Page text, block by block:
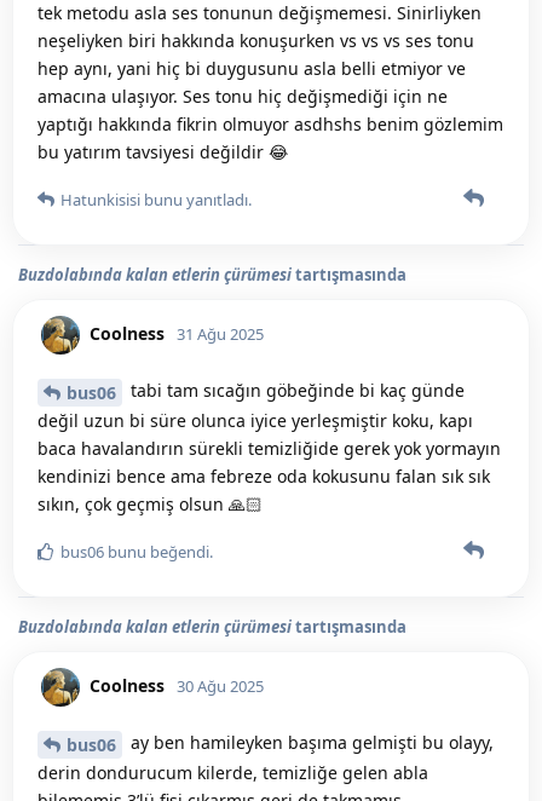
tek metodu asla ses tonunun değişmemesi. Sinirliyken
neşeliyken biri hakkında konuşurken vs vs vs ses tonu
hep aynı, yani hiç bi duygusunu asla belli etmiyor ve
amacına ulaşıyor. Ses tonu hiç değişmediği için ne
yaptığı hakkında fikrin olmuyor asdhshs benim gözlemim
bu yatırım tavsiyesi değildir 😂
Hatunkisisi bunu yanıtladı.
Buzdolabında kalan etlerin çürümesitartışmasında
Coolness 31 Ağu 2025
bus06
tabi tam sıcağın göbeğinde bi kaç günde
değil uzun bi süre olunca iyice yerleşmiştir koku, kapı
baca havalandırın sürekli temizliğide gerek yok yormayın
kendinizi bence ama febreze oda kokusunu falan sık sık
sıkın, çok geçmiş olsun 🙏🏻
bus06 bunu beğendi.
Buzdolabında kalan etlerin çürümesitartışmasında
Coolness 30 Ağu 2025
bus06
ay ben hamileyken başıma gelmişti bu olayy,
derin dondurucum kilerde, temizliğe gelen abla